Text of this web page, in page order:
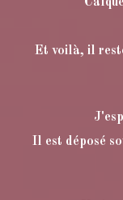
Et voilà, il
Il est déposé